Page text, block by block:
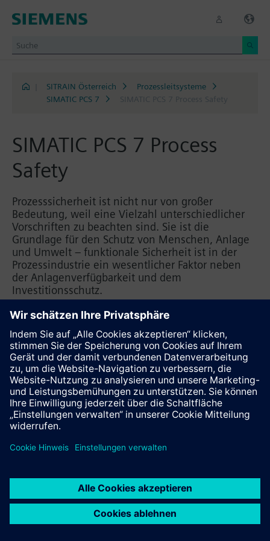
SITRAIN Österreich
Prozessleitsysteme
SIMATIC PCS 7
SIMATIC PCS 7 Process Safety
SIMATIC PCS 7 Process
Safety
Prozesssicherheit ist nicht nur von großer
Bedeutung, weil eine Vielzahl unterschiedlicher
Vorschriften zu beachten sind. Sie ist die
Grundlage für den Schutz von Menschen, Anlage
und Umwelt – funktionale Sicherheit ist in der
Prozessindustrie ein wesentlicher Faktor neben
der Anlagenverfügbarkeit und dem
Investitionsschutz.